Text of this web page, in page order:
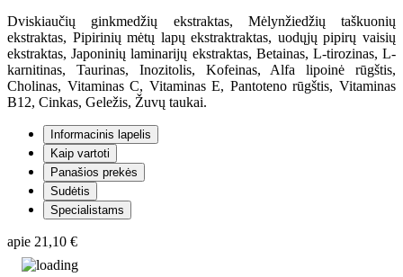
Dviskiaučių ginkmedžių ekstraktas, Mėlynžiedžių taškuonių
ekstraktas, Pipirinių mėtų lapų ekstraktraktas, uodųjų pipirų vaisių
ekstraktas, Japoninių laminarijų ekstraktas, Betainas, L-tirozinas, L-
karnitinas, Taurinas, Inozitolis, Kofeinas, Alfa lipoinė rūgštis,
Cholinas, Vitaminas C, Vitaminas E, Pantoteno rūgštis, Vitaminas
B12, Cinkas, Geležis, Žuvų taukai.
Informacinis lapelis
Kaip vartoti
Panašios prekės
Sudėtis
Specialistams
apie 21,10 €